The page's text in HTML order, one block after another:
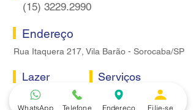
(15) 3229.2990
Endereço
Rua Itaquera 217, Vila Barão - Sorocaba/SP
Lazer
Piscina
Serviços
Cooperativa de Crédito
WhatsApp Telefone Endereço Filie-se